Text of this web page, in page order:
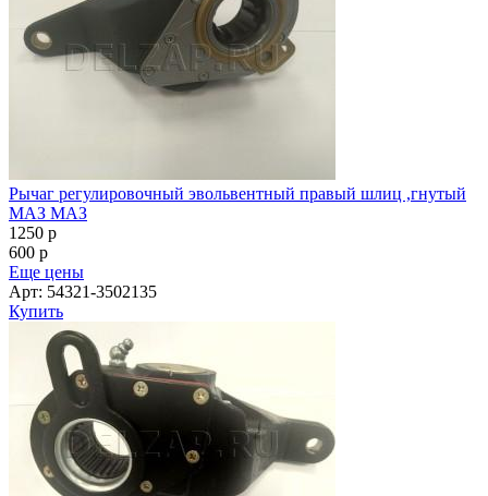
Рычаг регулировочный эвольвентный правый шлиц ,гнутый
МАЗ МАЗ
1250 p
600 p
Еще цены
Арт: 54321-3502135
Купить